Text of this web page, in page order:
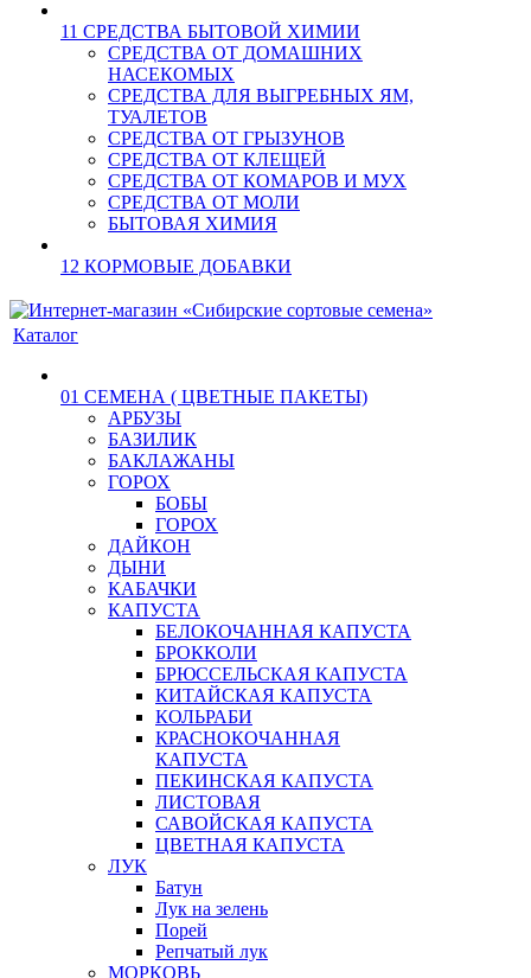
11 СРЕДСТВА БЫТОВОЙ ХИМИИ
СРЕДСТВА ОТ ДОМАШНИХ
НАСЕКОМЫХ
СРЕДСТВА ДЛЯ ВЫГРЕБНЫХ ЯМ,
ТУАЛЕТОВ
СРЕДСТВА ОТ ГРЫЗУНОВ
СРЕДСТВА ОТ КЛЕЩЕЙ
СРЕДСТВА ОТ КОМАРОВ И МУХ
СРЕДСТВА ОТ МОЛИ
БЫТОВАЯ ХИМИЯ
12 КОРМОВЫЕ ДОБАВКИ
Каталог
01 СЕМЕНА ( ЦВЕТНЫЕ ПАКЕТЫ)
АРБУЗЫ
БАЗИЛИК
БАКЛАЖАНЫ
ГОРОХ
БОБЫ
ГОРОХ
ДАЙКОН
ДЫНИ
КАБАЧКИ
КАПУСТА
БЕЛОКОЧАННАЯ КАПУСТА
БРОККОЛИ
БРЮССЕЛЬСКАЯ КАПУСТА
КИТАЙСКАЯ КАПУСТА
КОЛЬРАБИ
КРАСНОКОЧАННАЯ
КАПУСТА
ПЕКИНСКАЯ КАПУСТА
ЛИСТОВАЯ
САВОЙСКАЯ КАПУСТА
ЦВЕТНАЯ КАПУСТА
ЛУК
Батун
Лук на зелень
Порей
Репчатый лук
МОРКОВЬ